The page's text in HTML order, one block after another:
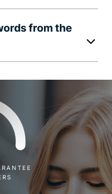
from the